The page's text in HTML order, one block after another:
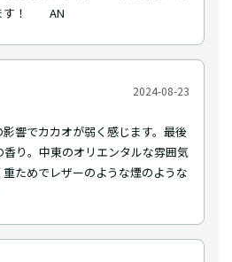
ます！ AN
2024-08-23
響でカカオが弱く感じます。最後
り。中東のオリエンタルな雰囲気
ためでレザーのような煙のような